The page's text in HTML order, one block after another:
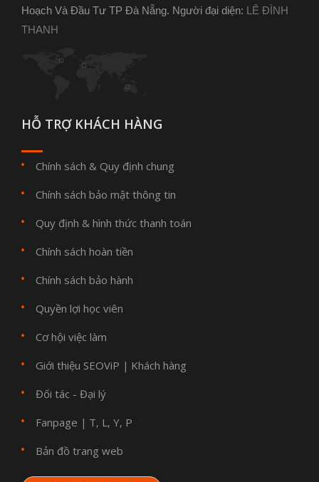
Hoạch Và Đầu Tư TP Đà Nẵng. Người đại diện: LÊ ĐÌNH
THANH
HỖ TRỢ KHÁCH HÀNG
Chính sách & Quy định chung
Chính sách bảo mật thông tin
Quy định & hình thức thanh toán
Chính sách hoàn tiền
Chính sách bảo hành
Quyền lợi học viên
Cơ hội việc làm
Giới thiệu SEOViP | Khách hàng
Đối tác - Đại lý
Fanpage | T, L, Y, P
Bản đồ trang web